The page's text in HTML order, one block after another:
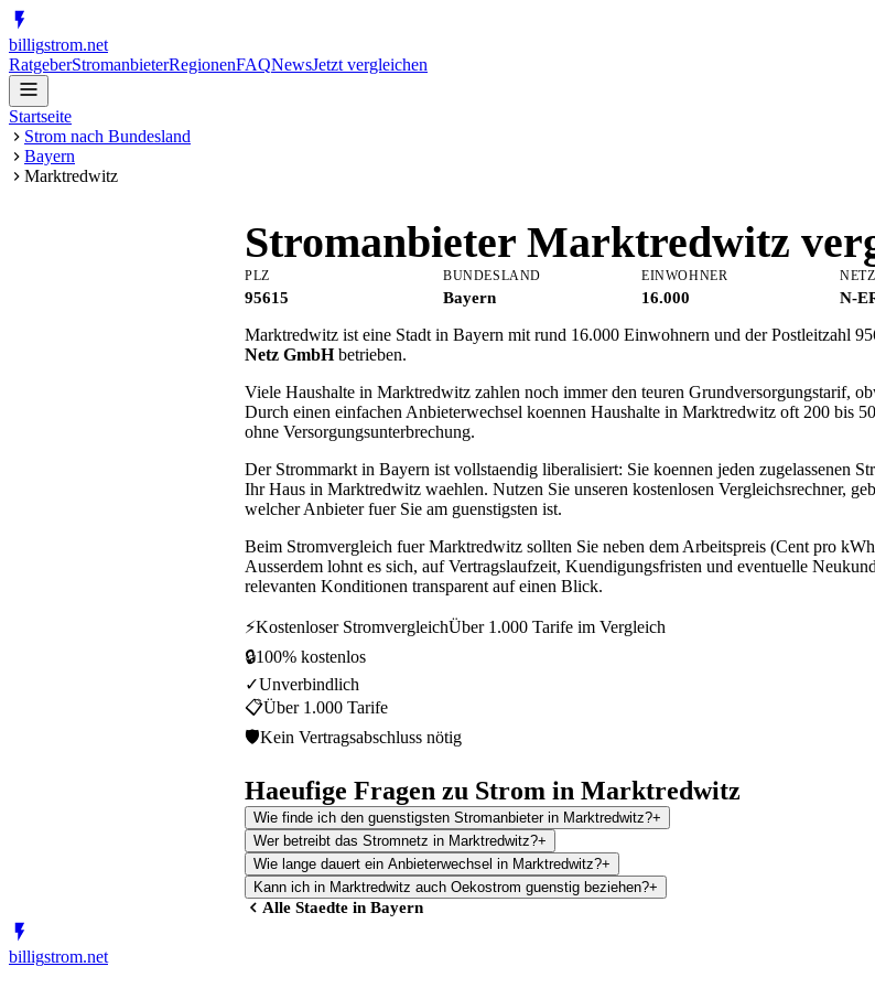
billigstrom.net
RatgeberStromanbieterRegionenFAQNewsJetzt vergleichen
Startseite
Strom nach Bundesland
Bayern
Marktredwitz
Stromanbieter Marktredwitz
PLZ
95615
BUNDESLAND
Bayern
EINWOHNER
16.000 N-
Marktredwitz ist eine Stadt in Bayern mit rund 16.000 Einwohnern und der Postleitzahl
Netz GmbHbetrieben.
Viele Haushalte in Marktredwitz zahlen noch immer den teuren Grundversorgungstarif,
Durch einen einfachen Anbieterwechsel koennen Haushalte in Marktredwitz oft 200 bis
ohne Versorgungsunterbrechung.
Der Strommarkt in Bayern ist vollstaendig liberalisiert: Sie koennen jeden zugelassenen
Ihr Haus in Marktredwitz waehlen. Nutzen Sie unseren kostenlosen Vergleichsrechner,
welcher Anbieter fuer Sie am guenstigsten ist.
Beim Stromvergleich fuer Marktredwitz sollten Sie neben dem Arbeitspreis (Cent pro
Ausserdem lohnt es sich, auf Vertragslaufzeit, Kuendigungsfristen und eventuelle
relevanten Konditionen transparent auf einen Blick.
⚡Kostenloser StromvergleichÜber 1.000 Tarife im Vergleich
🔒100% kostenlos
✓Unverbindlich
📋Über 1.000 Tarife
🛡Kein Vertragsabschluss nötig
Haeufige Fragen zu Strom in Marktredwitz
Wie finde ich den guenstigsten Stromanbieter in Marktredwitz?+
Wer betreibt das Stromnetz in Marktredwitz?+
Wie lange dauert ein Anbieterwechsel in Marktredwitz?+
Kann ich in Marktredwitz auch Oekostrom guenstig beziehen?+
Alle Staedte in Bayern
billigstrom.net